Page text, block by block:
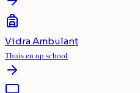
Vidra Ambulant
Thuis en op school